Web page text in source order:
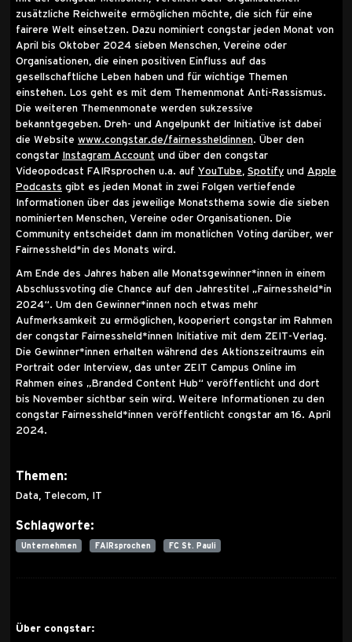
zusätzliche Reichweite ermöglichen möchte, die sich für eine
fairere Welt einsetzen. Dazu nominiert congstar jeden Monat von
April bis Oktober 2024 sieben Menschen, Vereine oder
Organisationen, die einen positiven Einfluss auf das
gesellschaftliche Leben haben und für wichtige Themen
einstehen. Los geht es mit dem Themenmonat Anti-Rassismus.
Die weiteren Themenmonate werden sukzessive
bekanntgegeben. Dreh- und Angelpunkt der Initiative ist dabei
die Website www.congstar.de/fairnessheldinnen. Über den
congstar Instagram Account und über den congstar
Videopodcast FAIRsprochen u.a. auf YouTube Spotify und Apple
Podcasts gibt es jeden Monat in zwei Folgen vertiefende
Informationen über das jeweilige Monatsthema sowie die sieben
nominierten Menschen, Vereine oder Organisationen. Die
Community entscheidet dann im monatlichen Voting darüber, wer
Fairnessheld*in des Monats wird.
Am Ende des Jahres haben alle Monatsgewinner*innen in einem
Abschlussvoting die Chance auf den Jahrestitel „Fairnessheld*in
2024“. Um den Gewinner*innen noch etwas mehr
Aufmerksamkeit zu ermöglichen, kooperiert congstar im Rahmen
der congstar Fairnessheld*innen Initiative mit dem ZEIT-Verlag.
Die Gewinner*innen erhalten während des Aktionszeitraums ein
Portrait oder Interview, das unter ZEIT Campus Online im
Rahmen eines „Branded Content Hub“ veröffentlicht und dort
bis November sichtbar sein wird. Weitere Informationen zu den
congstar Fairnessheld*innen veröffentlicht congstar am 16. April
2024.
Themen:
Data, Telecom, IT
Schlagworte:
Unternehmen FAIRsprochen FC St. Pauli
Über congstar: